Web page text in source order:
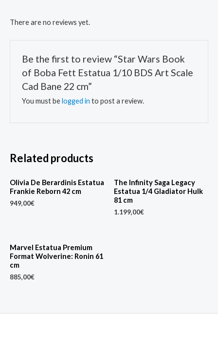
There are no reviews yet.
Be the first to review “Star Wars Book
of Boba Fett Estatua 1/10 BDS Art Scale
Cad Bane 22 cm”
You must belogged in to post a review.
Related products
Olivia De Berardinis Estatua
Frankie Reborn 42 cm
949,00€
The Infinity Saga Legacy
Estatua 1/4 Gladiator Hulk
81 cm
1.199,00€
Marvel Estatua Premium
Format Wolverine: Ronin 61
cm
885,00€